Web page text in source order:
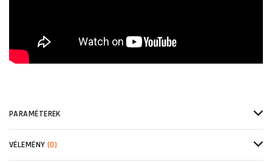
PARAMÉTEREK
VÉLEMÉNY (0)